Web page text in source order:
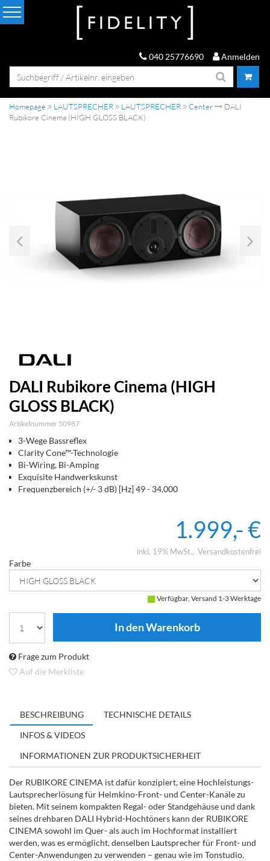
040 25776690 Anmelden
Homepage LAUTSPRECHER LAUTSPRECHER Center
DALI
Rubikore Cinema (HIGH GLOSS BLACK)
DALI Rubikore Cinema (HIGH
GLOSS BLACK)
Artikelnummer 50987
3-Wege Bassreflex
Clarity Cone™-Technologie
Bi-Wiring, Bi-Amping
Exquisite Handwerkskunst
Frequenzbereich (+/- 3 dB) [Hz] 49 - 34,000
1.999,- €
inkl. 19% MwSt. Versandkostenfrei
Farbe
Verfügbar, Versand 1-3 Werktage
Frage zum Produkt
Auf die Merkliste
BESCHREIBUNG
TECHNISCHE DETAILS
INFOS & VIDEOS
INFORMATIONEN ZUR PRODUKTSICHERHEIT
Der RUBIKORE CINEMA ist dafür konzipiert, eine Hochleistungs-
Lautsprecherlösung für Heimkino-Front- und Center-Kanäle zu
bieten. Mit seinem kompakten Regal- oder Standgehäuse und dank
seines drehbaren DALI Hybrid-Hochtöners kann der RUBIKORE
CINEMA sowohl im Quer- als auch im Hochformat installiert
werden, was es ermöglicht, denselben Lautsprecher für Front- und
Center-Anwendungen zu verwenden – genau wie im Tonstudio.